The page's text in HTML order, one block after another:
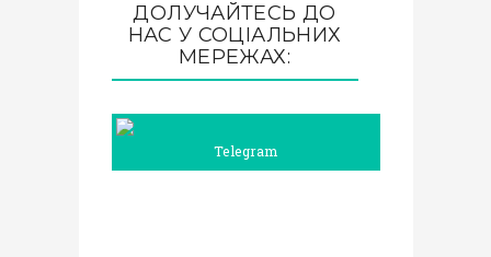
ДОЛУЧАЙТЕСЬ ДО
НАС У СОЦІАЛЬНИХ
МЕРЕЖАХ:
Telegram